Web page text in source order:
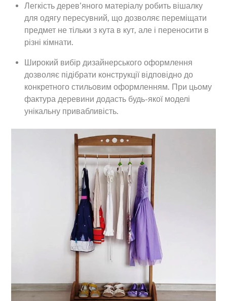
Легкість дерев’яного матеріалу робить вішалку
для одягу пересувний, що дозволяє переміщати
предмет не тільки з кута в кут, але і переносити в
різні кімнати.
Широкий вибір дизайнерського оформлення
дозволяє підібрати конструкції відповідно до
конкретного стильовим оформленням. При цьому
фактура деревини додасть будь-якої моделі
унікальну привабливість.